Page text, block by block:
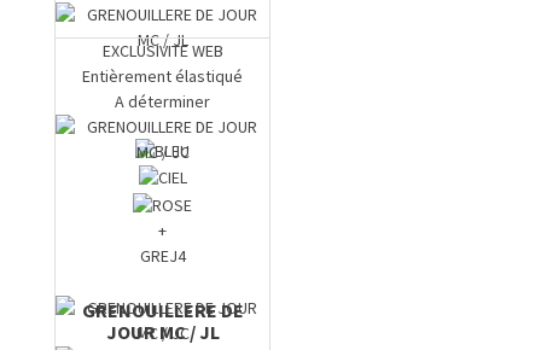
+
GREJ4
GRENOUILLERE DE
JOUR MC / JL
EXCLUSIVITE WEB
Entièrement élastiqué
A déterminer